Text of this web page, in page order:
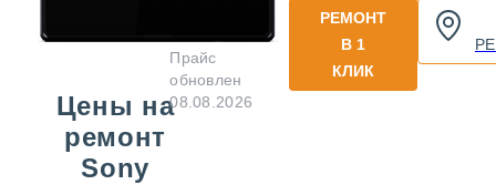
РЕМОНТ
В 1
КЛИК
Цены на
ремонт
Sony
Прайс
обновлен
08.08.2026